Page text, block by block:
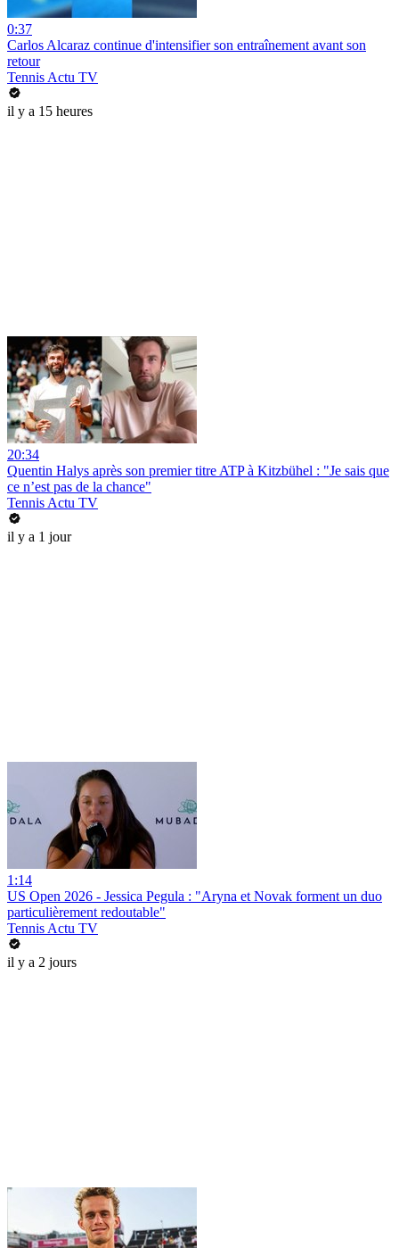
0:37
Carlos Alcaraz continue d'intensifier son entraînement avant son
retour
Tennis Actu TV
il y a 15 heures
20:34
Quentin Halys après son premier titre ATP à Kitzbühel : "Je sais que
ce n’est pas de la chance"
Tennis Actu TV
il y a 1 jour
1:14
US Open 2026 - Jessica Pegula : "Aryna et Novak forment un duo
particulièrement redoutable"
Tennis Actu TV
il y a 2 jours